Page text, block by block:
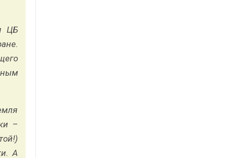
ЦБ
–
А